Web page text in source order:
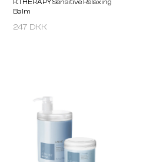
LAKMÉ
247 DKK